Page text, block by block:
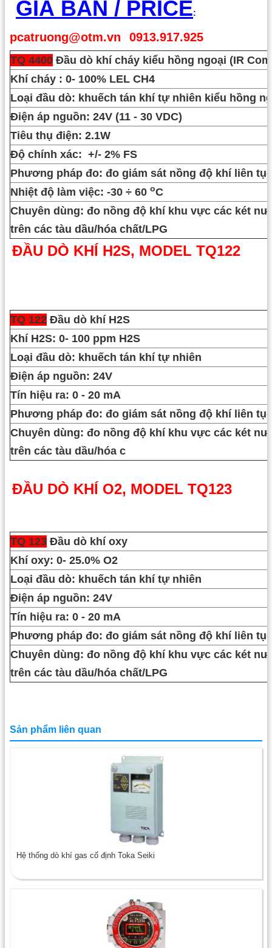
GIÁ BÁN / PRICE:
pcatruong@otm.vn 0913.917.925
TQ 4400 Đầu dò khí cháy kiểu hồng ngoại (IR
Khí cháy : 0- 100% LEL CH4
Loại đầu dò: khuếch tán khí tự nhiên kiểu hồng
Điện áp nguồn: 24V (11 - 30 VDC)
Tiêu thụ điện: 2.1W
Độ chính xác: +/- 2% FS
Phương pháp đo: đo giám sát nồng độ khí liên tục
Nhiệt độ làm việc: -30 ÷ 60 oC
Chuyên dùng: đo nồng độ khí khu vực các két
trên các tàu dầu/hóa chất/LPG
ĐẦU DÒ KHÍ H2S, MODEL TQ122
TQ 122 Đầu dò khí H2S
Khí H2S: 0- 100 ppm H2S
Loại đầu dò: khuếch tán khí tự nhiên
Điện áp nguồn: 24V
Tín hiệu ra: 0 - 20 mA
Phương pháp đo: đo giám sát nồng độ khí liên tục
Chuyên dùng: đo nồng độ khí khu vực các két
trên các tàu dầu/hóa c
ĐẦU DÒ KHÍ O2, MODEL TQ123
TQ 123 Đầu dò khí oxy
Khí oxy: 0- 25.0% O2
Loại đầu dò: khuếch tán khí tự nhiên
Điện áp nguồn: 24V
Tín hiệu ra: 0 - 20 mA
Phương pháp đo: đo giám sát nồng độ khí liên tục
Chuyên dùng: đo nồng độ khí khu vực các két
trên các tàu dầu/hóa chất/LPG
Sản phẩm liên quan
Hệ thống dò khí gas cố định Toka Seiki